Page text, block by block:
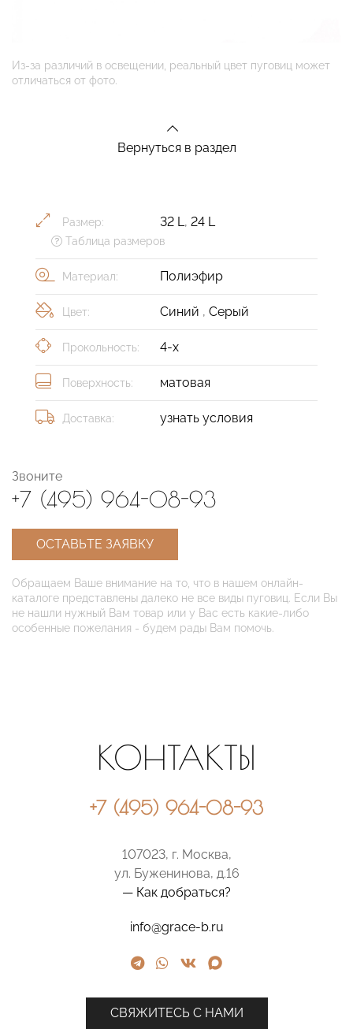
Из-за различий в освещении, реальный цвет пуговиц может
отличаться от фото.
Вернуться в раздел
Размер: 32 L, 24 L
Таблица размеров
Материал: Полиэфир
Цвет: Синий , Серый
Прокольность: 4-х
Поверхность: матовая
Доставка: узнать условия
Звоните
+7 (495) 964-08-93
ОСТАВЬТЕ ЗАЯВКУ
Обращаем Ваше внимание на то, что в нашем онлайн-
каталоге представлены далеко не все виды пуговиц. Если Вы
не нашли нужный Вам товар или у Вас есть какие-либо
особенные пожелания - будем рады Вам помочь.
КОНТАКТЫ
+7 (495) 964-08-93
107023, г. Москва,
ул. Буженинова, д.16
— Как добраться?
info@grace-b.ru
СВЯЖИТЕСЬ С НАМИ